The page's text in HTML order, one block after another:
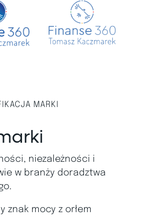
MARKI
niezależności i
w branży doradztwa
znak mocy z orłem